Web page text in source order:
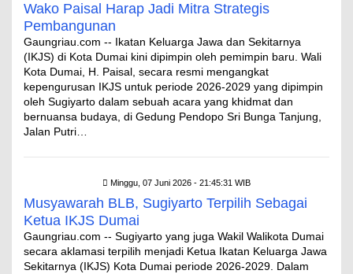
Wako Paisal Harap Jadi Mitra Strategis
Pembangunan
Gaungriau.com -- Ikatan Keluarga Jawa dan Sekitarnya
(IKJS) di Kota Dumai kini dipimpin oleh pemimpin baru. Wali
Kota Dumai, H. Paisal, secara resmi mengangkat
kepengurusan IKJS untuk periode 2026-2029 yang dipimpin
oleh Sugiyarto dalam sebuah acara yang khidmat dan
bernuansa budaya, di Gedung Pendopo Sri Bunga Tanjung,
Jalan Putri…
Minggu, 07 Juni 2026 - 21:45:31 WIB
Musyawarah BLB, Sugiyarto Terpilih Sebagai
Ketua IKJS Dumai
Gaungriau.com -- Sugiyarto yang juga Wakil Walikota Dumai
secara aklamasi terpilih menjadi Ketua Ikatan Keluarga Jawa
Sekitarnya (IKJS) Kota Dumai periode 2026-2029. Dalam